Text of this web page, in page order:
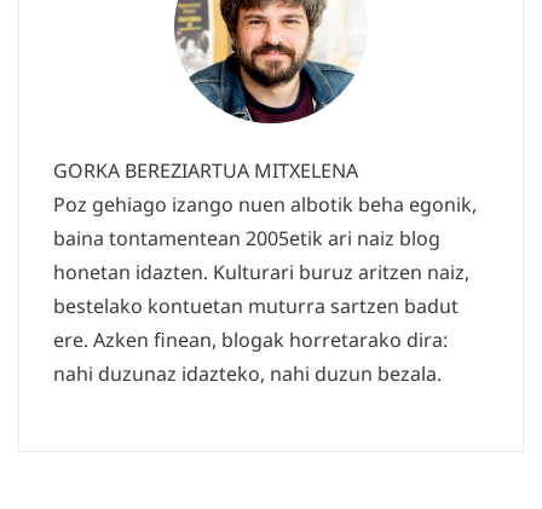
GORKA BEREZIARTUA MITXELENA
Poz gehiago izango nuen albotik beha egonik,
baina tontamentean 2005etik ari naiz blog
honetan idazten. Kulturari buruz aritzen naiz,
bestelako kontuetan muturra sartzen badut
ere. Azken finean, blogak horretarako dira:
nahi duzunaz idazteko, nahi duzun bezala.